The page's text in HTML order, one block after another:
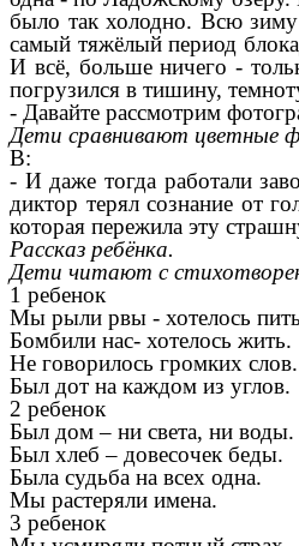
было так холодно. Всю
самый тяжёлый период
И всё, больше ничего -
погрузился в тишину,
- Давайте рассмотрим
Дети сравнивают цветные
В:
- И даже тогда работали
диктор терял сознание от
которая пережила эту
Рассказ ребёнка.
Дети читают с
1 ребенок
Мы рыли рвы - хотелось
Бомбили нас- хотелось жить.
Не говорилось громких слов.
Был дот на каждом из углов.
2 ребенок
Был дом – ни света, ни воды.
Был хлеб – довесочек беды.
Была судьба на всех одна.
Мы растеряли имена.
3 ребенок